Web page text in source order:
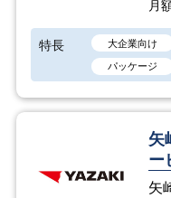
月
特長 大企業向け
パッケージ
矢
ー
矢